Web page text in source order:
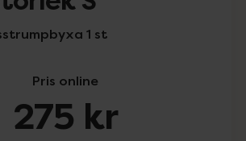
1 st
Pris online
275 kr